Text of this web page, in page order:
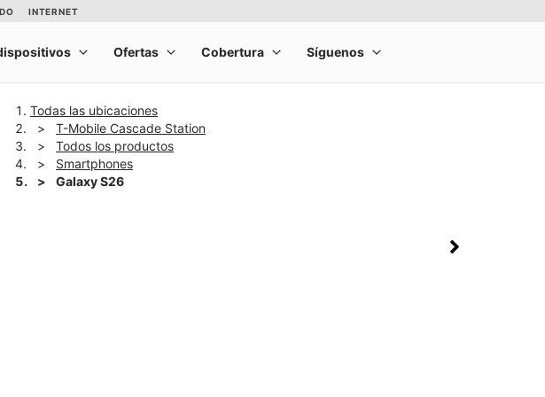
Todas las ubicaciones
T-Mobile Cascade Station
Todos los productos
Smartphones
Galaxy S26
This carousel shows one large product image at a time. Use the Previous and Next buttons